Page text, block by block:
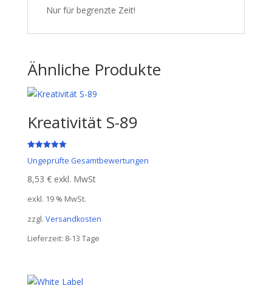
Nur für begrenzte Zeit!
Ähnliche Produkte
Kreativität S-89
5.00
Ungeprüfte Gesamtbewertungen
8,53 € exkl. MwSt
exkl. 19 % MwSt.
zzgl. Versandkosten
Lieferzeit: 8-13 Tage